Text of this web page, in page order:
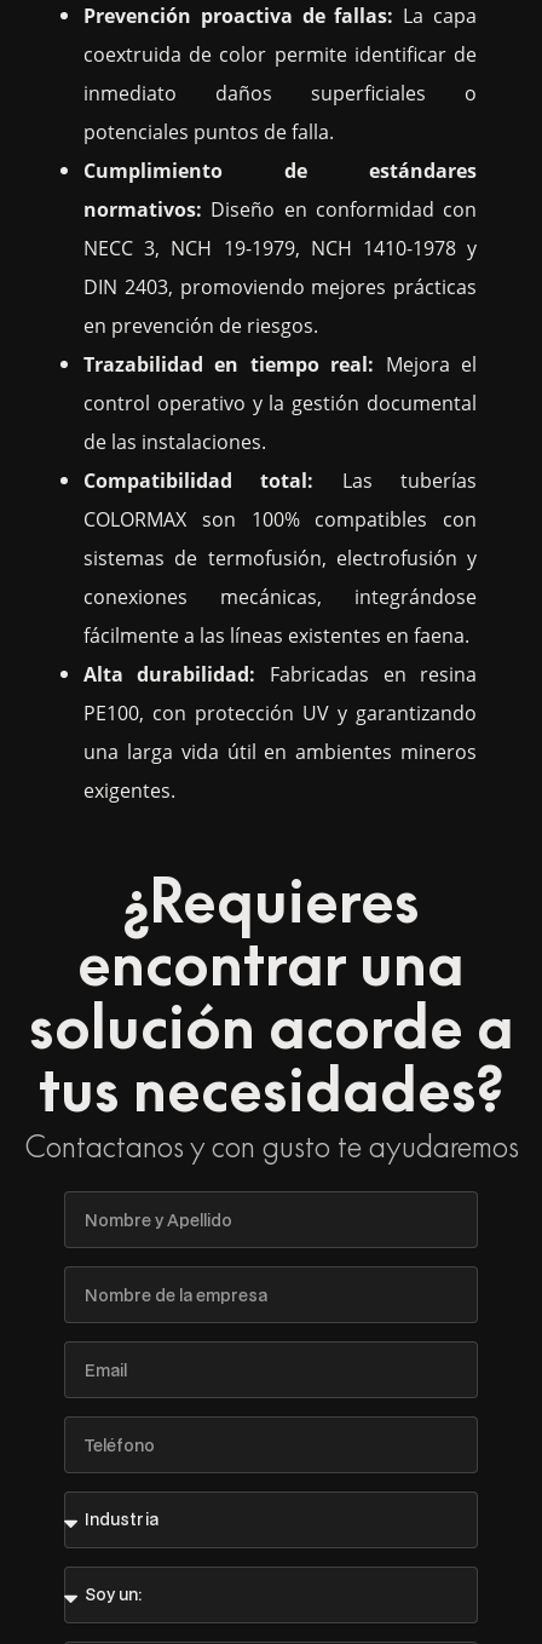
Prevención proactiva de fallas: La capa
coextruida de color permite identificar de
inmediato daños superficiales o
potenciales puntos de falla.
Cumplimiento de estándares
normativos: Diseño en conformidad con
NECC 3, NCH 19-1979, NCH 1410-1978 y
DIN 2403, promoviendo mejores prácticas
en prevención de riesgos.
Trazabilidad en tiempo real: Mejora el
control operativo y la gestión documental
de las instalaciones.
Compatibilidad total: Las tuberías
COLORMAX son 100% compatibles con
sistemas de termofusión, electrofusión y
conexiones mecánicas, integrándose
fácilmente a las líneas existentes en faena.
Alta durabilidad: Fabricadas en resina
PE100, con protección UV y garantizando
una larga vida útil en ambientes mineros
exigentes.
¿Requieres
encontrar una
solución acorde a
tus necesidades?
Contactanos y con gusto te ayudaremos
Nombre
Apellido
Nombre
la
empresa
Email
Teléfono
Industria
Soy
un: